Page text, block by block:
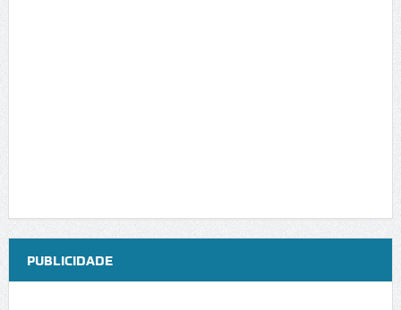
PUBLICIDADE